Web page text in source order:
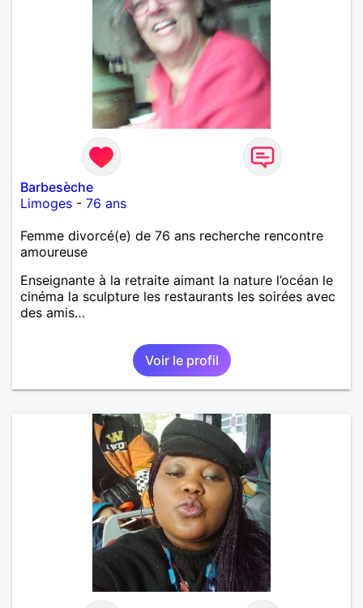
Barbesèche
Limoges - 76 ans
Femme divorcé(e) de 76 ans recherche rencontre
amoureuse
Enseignante à la retraite aimant la nature l’océan le
cinéma la sculpture les restaurants les soirées avec
des amis…
Voir le profil